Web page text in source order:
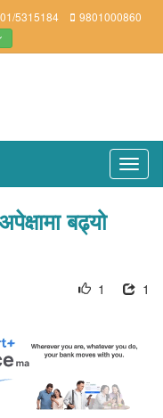
5315184 9801000860
बढ्यो
1
1